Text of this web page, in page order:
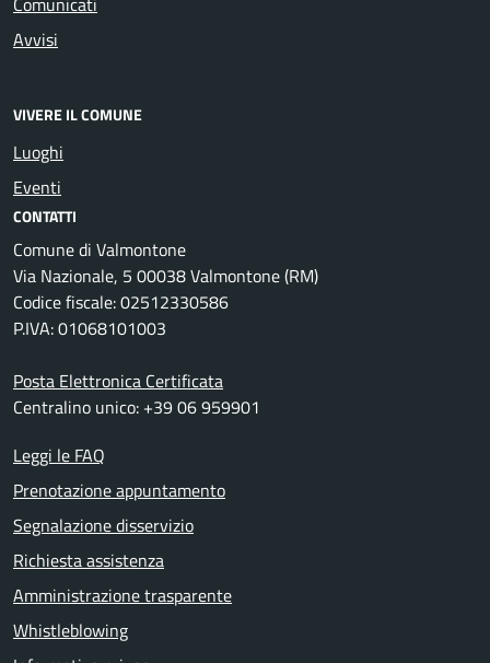
Avvisi
VIVERE IL COMUNE
Luoghi
Eventi
CONTATTI
Comune di Valmontone
Via Nazionale, 5 00038 Valmontone (RM)
Codice fiscale: 02512330586
P.IVA: 01068101003
Posta Elettronica Certificata
Centralino unico: +39 06 959901
Leggi le FAQ
Prenotazione appuntamento
Segnalazione disservizio
Richiesta assistenza
Amministrazione trasparente
Whistleblowing